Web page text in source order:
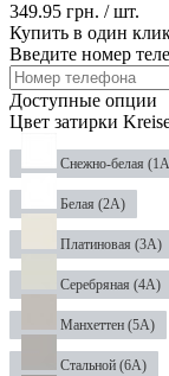
349.95 грн. / шт.
Купить в один
Введите номер
Доступные опции
Цвет затирки
Снежно-белая
Белая (2А)
Платиновая (3А)
Серебряная (4А)
Манхеттен (5А)
Стальной (6А)